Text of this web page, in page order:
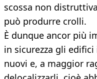
scossa non
può produrre crolli.
È dunque ancor più
in sicurezza gli
nuovi e, a maggior